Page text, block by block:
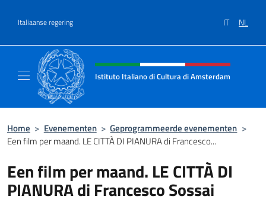
Italiaanse regering IT NL
Intestazione sito, social e menù
Istituto Italiano di Cultura di Amsterdam
Home > Evenementen > Geprogrammeerde evenementen >
Een film per maand. LE CITTÀ DI PIANURA di Francesco...
Een film per maand. LE CITTÀ DI
PIANURA di Francesco Sossai